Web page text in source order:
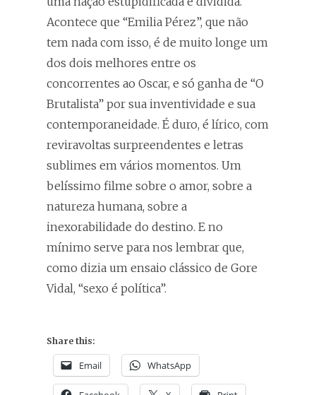
Acontece que “Emilia Pérez”, que não
tem nada com isso, é de muito longe um
dos dois melhores entre os
concorrentes ao Oscar, e só ganha de “O
Brutalista” por sua inventividade e sua
contemporaneidade. É duro, é lírico, com
reviravoltas surpreendentes e letras
sublimes em vários momentos. Um
belíssimo filme sobre o amor, sobre a
natureza humana, sobre a
inexorabilidade do destino. E no
mínimo serve para nos lembrar que,
como dizia um ensaio clássico de Gore
Vidal, “sexo é política”.
Share this:
Email WhatsApp